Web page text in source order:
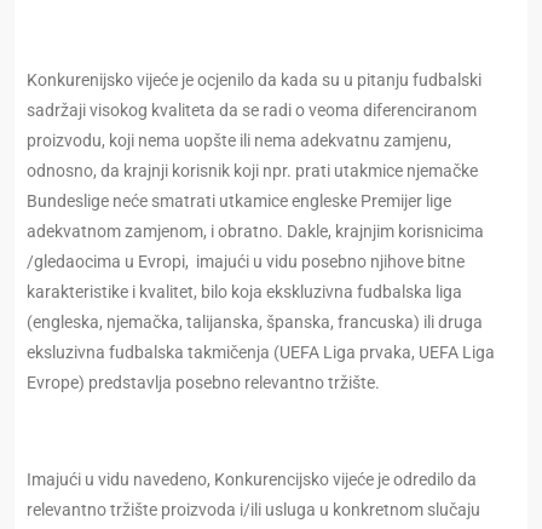
Konkurenijsko vijeće je ocjenilo da kada su u pitanju fudbalski
sadržaji visokog kvaliteta da se radi o veoma diferenciranom
proizvodu, koji nema uopšte ili nema adekvatnu zamjenu,
odnosno, da krajnji korisnik koji npr. prati utakmice njemačke
Bundeslige neće smatrati utkamice engleske Premijer lige
adekvatnom zamjenom, i obratno. Dakle, krajnjim korisnicima
/gledaocima u Evropi, imajući u vidu posebno njihove bitne
karakteristike i kvalitet, bilo koja ekskluzivna fudbalska liga
(engleska, njemačka, talijanska, španska, francuska) ili druga
eksluzivna fudbalska takmičenja (UEFA Liga prvaka, UEFA Liga
Evrope) predstavlja posebno relevantno tržište.
Imajući u vidu navedeno, Konkurencijsko vijeće je odredilo da
relevantno tržište proizvoda i/ili usluga u konkretnom slučaju